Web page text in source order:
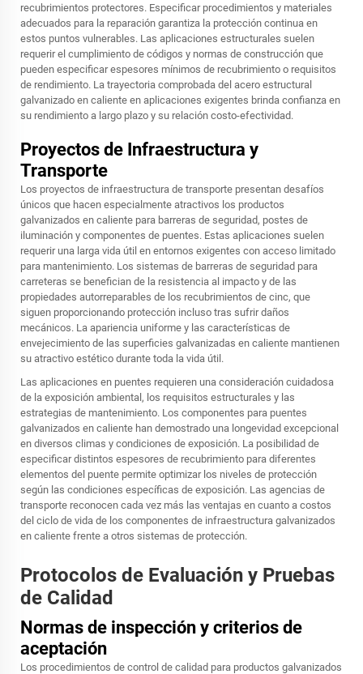
recubrimientos protectores. Especificar procedimientos y materiales
adecuados para la reparación garantiza la protección continua en
estos puntos vulnerables. Las aplicaciones estructurales suelen
requerir el cumplimiento de códigos y normas de construcción que
pueden especificar espesores mínimos de recubrimiento o requisitos
de rendimiento. La trayectoria comprobada del acero estructural
galvanizado en caliente en aplicaciones exigentes brinda confianza en
su rendimiento a largo plazo y su relación costo-efectividad.
Proyectos de Infraestructura y
Transporte
Los proyectos de infraestructura de transporte presentan desafíos
únicos que hacen especialmente atractivos los productos
galvanizados en caliente para barreras de seguridad, postes de
iluminación y componentes de puentes. Estas aplicaciones suelen
requerir una larga vida útil en entornos exigentes con acceso limitado
para mantenimiento. Los sistemas de barreras de seguridad para
carreteras se benefician de la resistencia al impacto y de las
propiedades autorreparables de los recubrimientos de cinc, que
siguen proporcionando protección incluso tras sufrir daños
mecánicos. La apariencia uniforme y las características de
envejecimiento de las superficies galvanizadas en caliente mantienen
su atractivo estético durante toda la vida útil.
Las aplicaciones en puentes requieren una consideración cuidadosa
de la exposición ambiental, los requisitos estructurales y las
estrategias de mantenimiento. Los componentes para puentes
galvanizados en caliente han demostrado una longevidad excepcional
en diversos climas y condiciones de exposición. La posibilidad de
especificar distintos espesores de recubrimiento para diferentes
elementos del puente permite optimizar los niveles de protección
según las condiciones específicas de exposición. Las agencias de
transporte reconocen cada vez más las ventajas en cuanto a costos
del ciclo de vida de los componentes de infraestructura galvanizados
en caliente frente a otros sistemas de protección.
Protocolos de Evaluación y Pruebas
de Calidad
Normas de inspección y criterios de
aceptación
Los procedimientos de control de calidad para productos galvanizados